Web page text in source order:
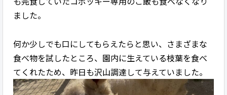
ました。
何か少しでも口にしてもらえたらと思い、さまざまな
食べ物を試したところ、園内に生えている枝葉を食べ
てくれたため、昨日も沢山調達して与えていました。